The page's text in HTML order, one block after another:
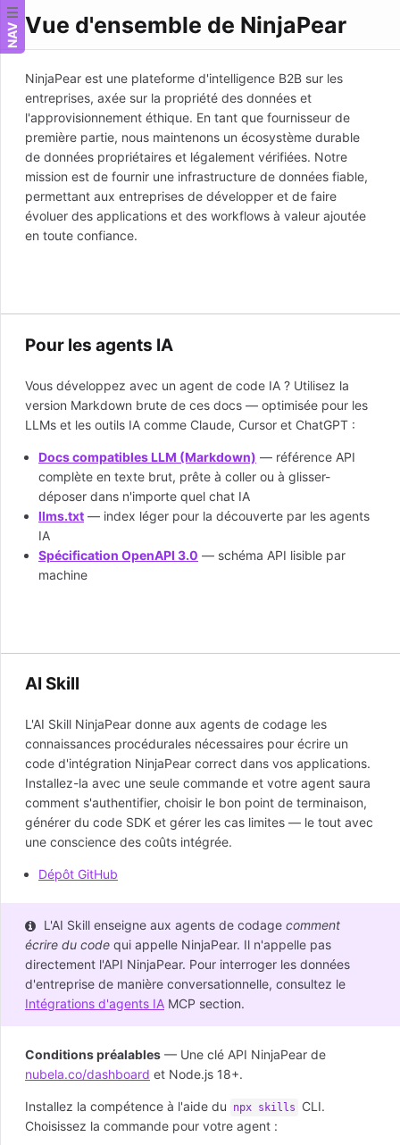
NAV Vue d'ensemble de NinjaPear
NinjaPear est une plateforme d'intelligence B2B sur les
entreprises, axée sur la propriété des données et
l'approvisionnement éthique. En tant que fournisseur de
première partie, nous maintenons un écosystème durable
de données propriétaires et légalement vérifiées. Notre
mission est de fournir une infrastructure de données fiable,
permettant aux entreprises de développer et de faire
évoluer des applications et des workflows à valeur ajoutée
en toute confiance.
Pour les agents IA
Vous développez avec un agent de code IA ? Utilisez la
version Markdown brute de ces docs — optimisée pour les
LLMs et les outils IA comme Claude, Cursor et ChatGPT :
Docs compatibles LLM (Markdown) — référence API
complète en texte brut, prête à coller ou à glisser-
déposer dans n'importe quel chat IA
llms.txt — index léger pour la découverte par les agents
IA
Spécification OpenAPI 3.0 — schéma API lisible par
machine
AI Skill
L'AI Skill NinjaPear donne aux agents de codage les
connaissances procédurales nécessaires pour écrire un
code d'intégration NinjaPear correct dans vos applications.
Installez-la avec une seule commande et votre agent saura
comment s'authentifier, choisir le bon point de terminaison,
générer du code SDK et gérer les cas limites — le tout avec
une conscience des coûts intégrée.
Dépôt GitHub
L'AI Skill enseigne aux agents de codage comment
écrire du code qui appelle NinjaPear. Il n'appelle pas
directement l'API NinjaPear. Pour interroger les données
d'entreprise de manière conversationnelle, consultez le
Intégrations d'agents IA MCP section.
Conditions préalables — Une clé API NinjaPear de
nubela.co/dashboard et Node.js 18+.
Installez la compétence à l'aide du npx skills
CLI.
Choisissez la commande pour votre agent :